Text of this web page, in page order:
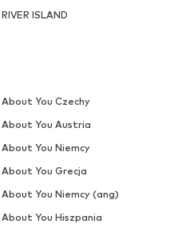
RIVER ISLAND
About You Czechy
About You Austria
About You Niemcy
About You Grecja
About You Niemcy (ang)
About You Hiszpania